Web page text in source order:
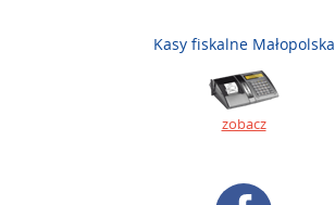
Kasy fiskalne Małopolska
zobacz